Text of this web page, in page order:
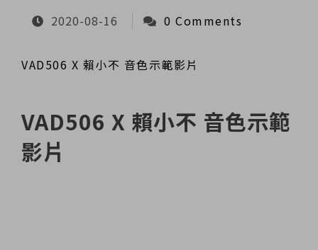
2020-08-16 0 Comments
VAD506 X 賴小不 音色示範影片
VAD506 X 賴小不 音色示範
影片